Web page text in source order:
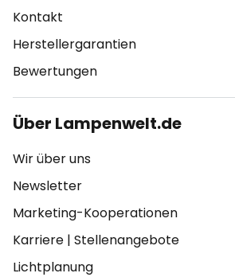
Kontakt
Herstellergarantien
Bewertungen
Über Lampenwelt.de
Wir über uns
Newsletter
Marketing-Kooperationen
Karriere | Stellenangebote
Lichtplanung